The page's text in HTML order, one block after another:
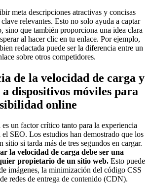
meta descripciones atractivas y concisas
relevantes. Esto no solo ayuda a captar
sino que también proporciona una idea clara
al hacer clic en tu enlace. Por ejemplo,
redactada puede ser la diferencia entre un
sobre otros competidores.
de la velocidad de carga y
dispositivos móviles para
online
un factor crítico tanto para la experiencia
SEO. Los estudios han demostrado que los
sitio si tarda más de tres segundos en cargar.
la velocidad de carga debe ser una
propietario de un sitio web. Esto puede
imágenes, la minimización del código CSS
redes de entrega de contenido (CDN).